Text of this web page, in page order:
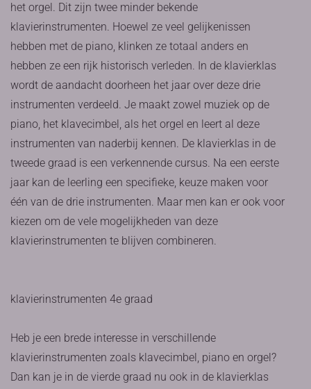
het orgel. Dit zijn twee minder bekende
klavierinstrumenten. Hoewel ze veel gelijkenissen
hebben met de piano, klinken ze totaal anders en
hebben ze een rijk historisch verleden. In de klavierklas
wordt de aandacht doorheen het jaar over deze drie
instrumenten verdeeld. Je maakt zowel muziek op de
piano, het klavecimbel, als het orgel en leert al deze
instrumenten van naderbij kennen. De klavierklas in de
tweede graad is een verkennende cursus. Na een eerste
jaar kan de leerling een specifieke, keuze maken voor
één van de drie instrumenten. Maar men kan er ook voor
kiezen om de vele mogelijkheden van deze
klavierinstrumenten te blijven combineren.
klavierinstrumenten 4e graad
Heb je een brede interesse in verschillende
klavierinstrumenten zoals klavecimbel, piano en orgel?
Dan kan je in de vierde graad nu ook in de klavierklas